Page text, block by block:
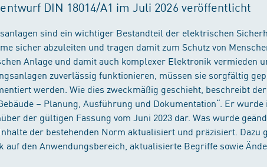
DIN 18014/A1 im Juli 2026 veröffentlicht
sind ein wichtiger Bestandteil der elektrischen
sicher abzuleiten und tragen damit zum Schutz von
Anlage und damit auch komplexer Elektronik vermieden
zuverlässig funktionieren, müssen sie sorgfältig
werden. Wie dies zweckmäßig geschieht, beschreibt
– Planung, Ausführung und Dokumentation“. Er
der gültigen Fassung vom Juni 2023 dar. Was wurde
der bestehenden Norm aktualisiert und präzisiert. Dazu
den Anwendungsbereich, aktualisierte Begriffe sowie